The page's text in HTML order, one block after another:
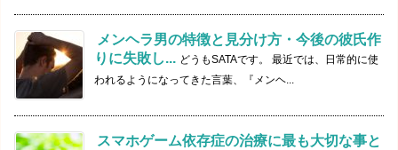
メンヘラ男の特徴と見分け方・今後の彼氏作
りに失敗し... どうもSATAです。 最近では、日常的に使
われるようになってきた言葉、『メンヘ...
スマホゲーム依存症の治療に最も大切な事と